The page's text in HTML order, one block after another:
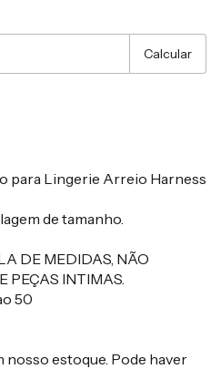
Calcular
para Lingerie Arreio Harness
de tamanho.
DE MEDIDAS, NÃO
PEÇAS INTIMAS.
50
estoque. Pode haver